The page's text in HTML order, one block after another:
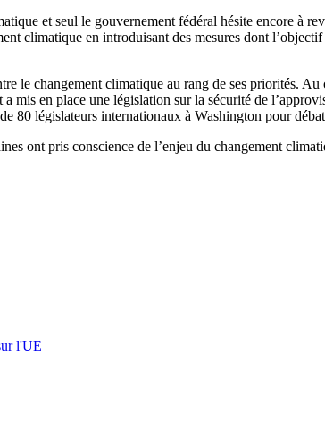
et seul le gouvernement fédéral hésite encore à
climatique en introduisant des mesures dont
le changement climatique au rang de ses priorités.
mis en place une législation sur la sécurité de
80 législateurs internationaux à Washington pour
ont pris conscience de l’enjeu du changement
l'UE